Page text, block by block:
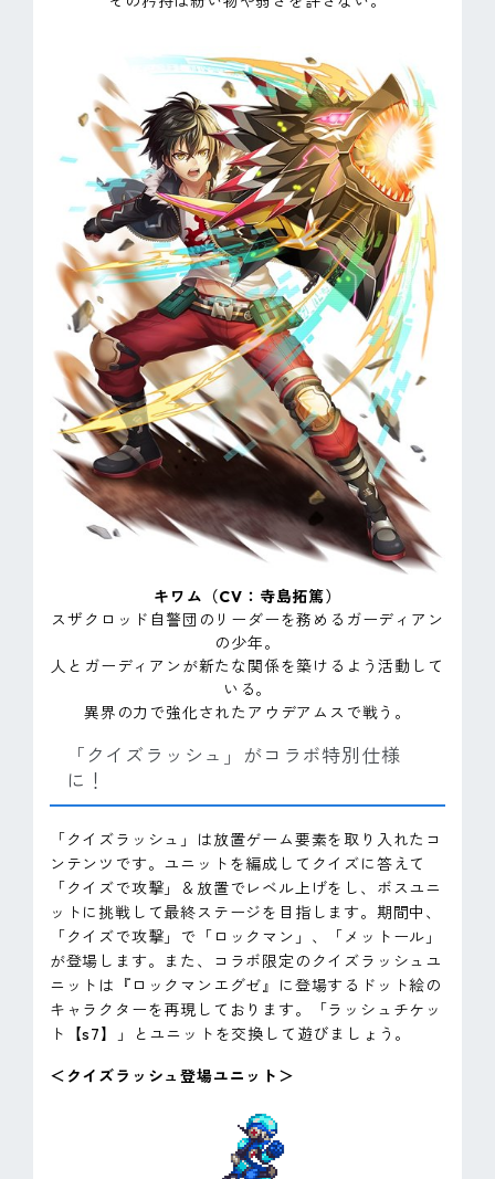
キワム（CV：寺島拓篤）
スザクロッド自警団のリーダーを務めるガーディアン
の少年。
人とガーディアンが新たな関係を築けるよう活動して
いる。
異界の力で強化されたアウデアムスで戦う。
「クイズラッシュ」がコラボ特別仕様
に！
「クイズラッシュ」は放置ゲーム要素を取り入れたコ
ンテンツです。ユニットを編成してクイズに答えて
「クイズで攻撃」＆放置でレベル上げをし、ボスユニ
ットに挑戦して最終ステージを目指します。期間中、
「クイズで攻撃」で「ロックマン」、「メットール」
が登場します。また、コラボ限定のクイズラッシュユ
ニットは『ロックマンエグゼ』に登場するドット絵の
キャラクターを再現しております。「ラッシュチケッ
ト【s7】」とユニットを交換して遊びましょう。
＜クイズラッシュ登場ユニット＞